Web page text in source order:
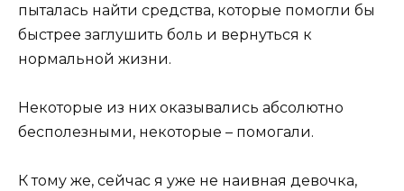
пыталась найти средства, которые помогли бы
быстрее заглушить боль и вернуться к
нормальной жизни.
Некоторые из них оказывались абсолютно
бесполезными, некоторые – помогали.
К тому же, сейчас я уже не наивная девочка,